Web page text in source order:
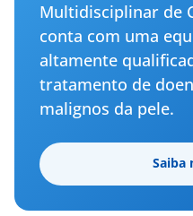
Multidisciplinar de
conta com uma
altamente
tratamento de
malignos da pele.
Saiba